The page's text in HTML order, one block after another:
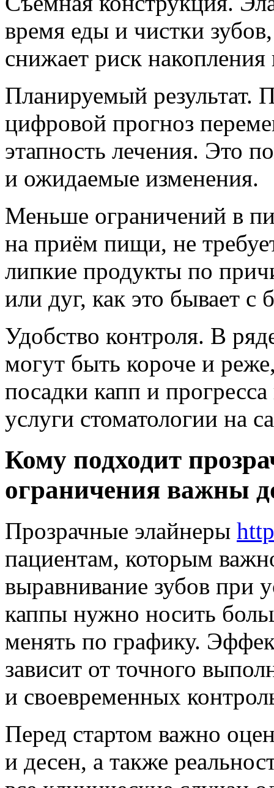
время еды и чистки
снижает риск
Планируемый результат.
цифровой прогноз
этапность лечения. Это
и ожидаемые изменения.
Меньше ограничений в
на приём пищи, не
липкие продукты по
или дуг, как это бывает с
Удобство контроля. В
могут быть короче и
посадки капп и
услуги стоматологии на
Кому подходит
ограничения важны
Прозрачные элайнеры
пациентам, которым
выравнивание зубов при
каппы нужно носить
менять по графику.
зависит от точного
и своевременных
Перед стартом важно
и десен, а также